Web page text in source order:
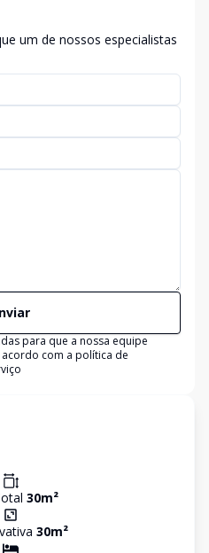
um de nossos especialistas
para que a nossa equipe
com a política de
30m²
30m²